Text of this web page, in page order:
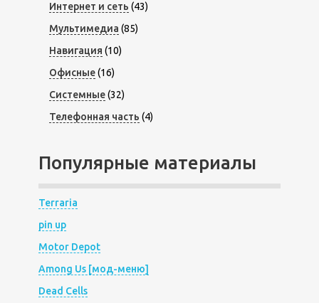
Интернет и сеть (43)
Мультимедиа (85)
Навигация (10)
Офисные(16)
Системные(32)
Телефонная часть (4)
Популярные материалы
Terraria
pin up
Motor Depot
Among Us [мод-меню]
Dead Cells